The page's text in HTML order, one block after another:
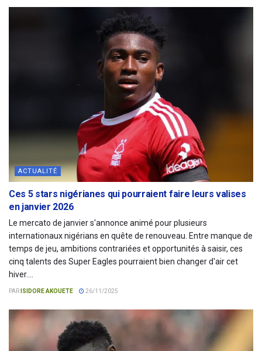
ACTUALITÉ
Ces 5 stars nigérianes qui pourraient faire leurs valises
en janvier 2026
Le mercato de janvier s'annonce animé pour plusieurs
internationaux nigérians en quête de renouveau. Entre manque de
temps de jeu, ambitions contrariées et opportunités à saisir, ces
cinq talents des Super Eagles pourraient bien changer d'air cet
hiver....
PAR ISIDORE AKOUETE 26/11/2025